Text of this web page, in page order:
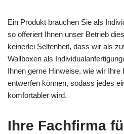
Ein Produkt brauchen Sie als
so offeriert Ihnen unser Betrieb
keinerlei Seltenheit, dass wir als
Wallboxen als
Ihnen gerne Hinweise, wie wir Ihre
entwerfen können, sodass jedes
komfortabler wird.
Ihre Fachfirma